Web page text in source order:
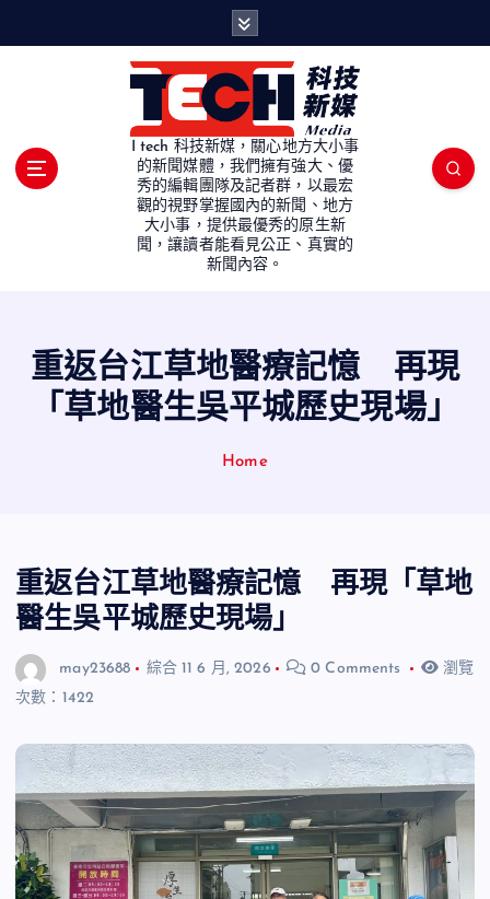
I tech 科技新媒，關心地方大小事
的新聞媒體，我們擁有強大、優
秀的編輯團隊及記者群，以最宏
觀的視野掌握國內的新聞、地方
大小事，提供最優秀的原生新
聞，讓讀者能看見公正、真實的
新聞內容。
重返台江草地醫療記憶 再現
「草地醫生吳平城歷史現場」
Home
重返台江草地醫療記憶 再現「草地
醫生吳平城歷史現場」
may23688 綜合 11 6 月, 2026 0 Comments
瀏覽
次數：1422